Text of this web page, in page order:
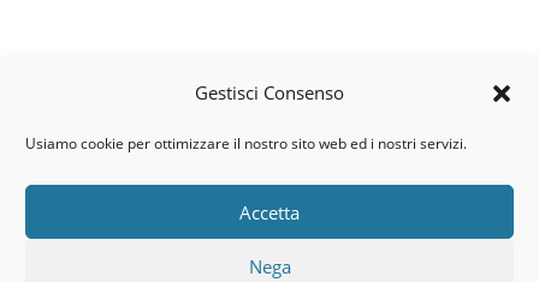
Gestisci Consenso
Usiamo cookie per ottimizzare il nostro sito web ed i nostri servizi.
Accetta
Nega
Via dell’artigianato, 14 – 31030